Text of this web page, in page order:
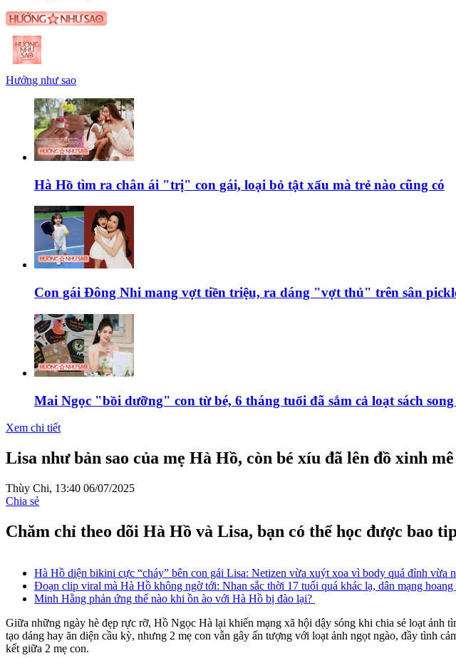
Hưởng như sao
Hà Hồ tìm ra chân ái "trị" con gái, loại bỏ tật xấu mà trẻ nào cũng có
Con gái Đông Nhi mang vợt tiền triệu, ra dáng "vợt thủ" trên sân
Mai Ngọc "bồi dưỡng" con từ bé, 6 tháng tuổi đã sắm cả loạt sách
Xem chi tiết
Lisa như bản sao của mẹ Hà Hồ, còn bé xíu đã lên đồ xinh mê
Thùy Chi, 13:40 06/07/2025
Chia sẻ
Chăm chỉ theo dõi Hà Hồ và Lisa, bạn có thể học được bao
Hà Hồ diện bikini cực “cháy” bên con gái Lisa: Netizen vừa xuýt xoa vì body quá đỉnh vừa
Đoạn clip viral mà Hà Hồ không ngờ tới: Nhan sắc thời 17 tuổi quá khác lạ, dân mạng
Minh Hằng phản ứng thế nào khi ồn ào với Hà Hồ bị đào lại?
Giữa những ngày hè đẹp rực rỡ, Hồ Ngọc Hà lại khiến mạng xã hội dậy sóng khi chia sẻ loạt
tạo dáng hay ăn diện cầu kỳ, nhưng 2 mẹ con vẫn gây ấn tượng với loạt ảnh ngọt ngào, đầy tình
kết giữa 2 mẹ con.